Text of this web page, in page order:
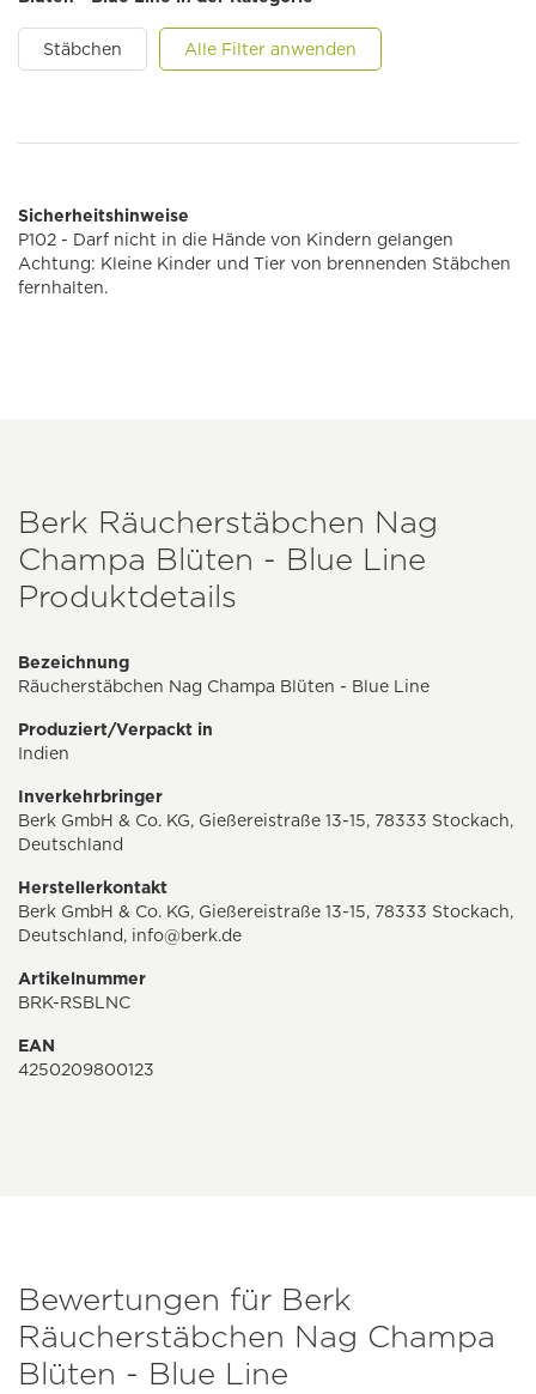
Stäbchen Alle Filter anwenden
Sicherheitshinweise
P102 - Darf nicht in die Hände von Kindern gelangen
Achtung: Kleine Kinder und Tier von brennenden Stäbchen
fernhalten.
Berk Räucherstäbchen Nag
Champa Blüten - Blue Line
Produktdetails
Bezeichnung
Räucherstäbchen Nag Champa Blüten - Blue Line
Produziert/Verpackt in
Indien
Inverkehrbringer
Berk GmbH & Co. KG, Gießereistraße 13-15, 78333 Stockach,
Deutschland
Herstellerkontakt
Berk GmbH & Co. KG, Gießereistraße 13-15, 78333 Stockach,
Deutschland, info@berk.de
Artikelnummer
BRK-RSBLNC
EAN
4250209800123
Bewertungen für Berk
Räucherstäbchen Nag Champa
Blüten - Blue Line